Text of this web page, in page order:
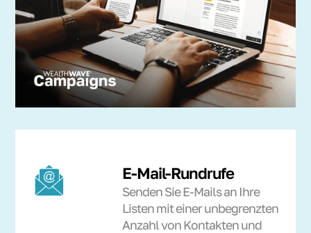
E-Mail-Rundrufe
Senden Sie E-Mails an Ihre
Listen mit einer unbegrenzten
Anzahl von Kontakten und